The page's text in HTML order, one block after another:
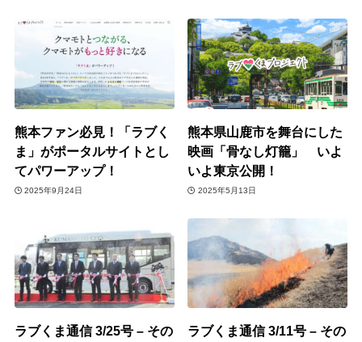
熊本ファン必見！「ラブく
ま」がポータルサイトとし
てパワーアップ！
2025年9月24日
熊本県山鹿市を舞台にした
映画「骨なし灯籠」 いよ
いよ東京公開！
2025年5月13日
ラブくま通信 3/25号 – その
ラブくま通信 3/11号 – その